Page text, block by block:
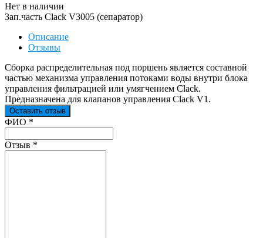
Нет в наличии
Зап.часть Clack V3005 (сепаратор)
Описание
Отзывы
Сборка распределительная под поршень является составной
частью механизма управления потоками воды внутри блока
управления фильтрацией или умягчением Clack.
Предназначена для клапанов управления Clack V1.
Оставить отзыв
Ваш отзыв был отправлен!
ФИО *
Отзыв *